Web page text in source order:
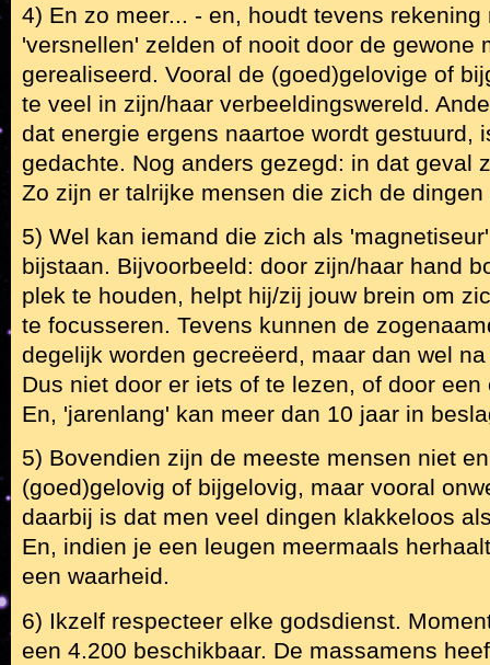
4) En zo meer... - en, houdt tevens
'versnellen' zelden of nooit door de gewone
gerealiseerd. Vooral de (goed)gelovige of
te veel in zijn/haar verbeeldingswereld.
dat energie ergens naartoe wordt gestuurd,
gedachte. Nog anders gezegd: in dat geval
Zo zijn er talrijke mensen die zich de
5) Wel kan iemand die zich als
bijstaan. Bijvoorbeeld: door zijn/haar hand
plek te houden, helpt hij/zij jouw brein om
te focusseren. Tevens kunnen de
degelijk worden gecreëerd, maar dan wel
Dus niet door er iets of te lezen, of door
En, 'jarenlang' kan meer dan 10 jaar in
5) Bovendien zijn de meeste mensen niet
(goed)gelovig of bijgelovig, maar vooral
daarbij is dat men veel dingen klakkeloos
En, indien je een leugen meermaals
een waarheid.
6) Ikzelf respecteer elke godsdienst.
een 4.200 beschikbaar. De massamens